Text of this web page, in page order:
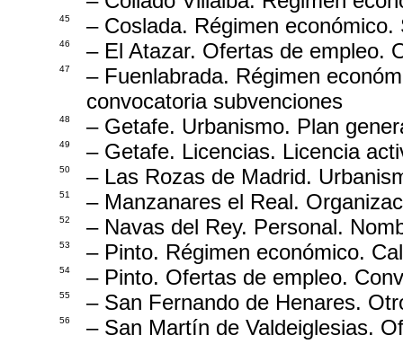
45 – Coslada. Régimen
46 – El Atazar. Ofertas de empleo.
47
– Fuenlabrada. Régimen
convocatoria subvenciones
48 – Getafe. Urbanismo. Plan
49 – Getafe. Licencias. Licencia
50 – Las Rozas de Madrid.
51 – Manzanares el Real.
52 – Navas del Rey. Personal.
53 – Pinto. Régimen económico.
54 – Pinto. Ofertas de empleo.
55 – San Fernando de Henares.
56
– San Martín de Valdeiglesias.